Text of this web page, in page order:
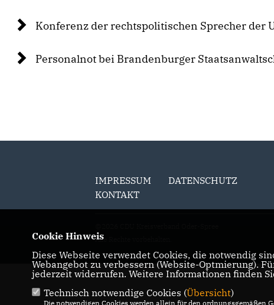
Konferenz der rechtspolitischen Sprecher der
Personalnot bei Brandenburger
IMPRESSUM
DATENSCHUTZ
KONTAKT
Alle Rechte vorbehalten.
Cookie Hinweis
Diese Webseite verwendet Cookies, die notwendig
Webangebot zu verbessern (Website-Optmierung).
jederzeit widerrufen. Weitere Informationen finden
Technisch notwendige Cookies (Übersicht)
Die notwendigen Cookies werden allein für den ordnungsgemäßen